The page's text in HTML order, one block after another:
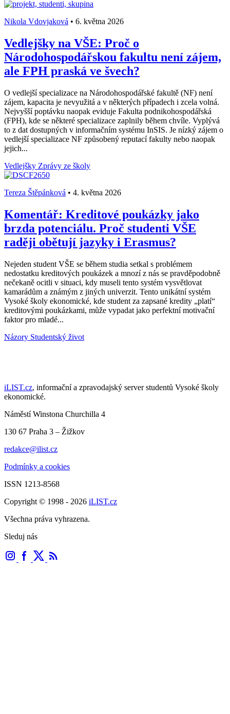
Nikola Vdovjaková • 6. května 2026
Vedlejšky na VŠE: Proč o
Národohospodářskou fakultu není zájem,
ale FPH praská ve švech?
O vedlejší specializace na Národohospodářské fakultě (NF) není
zájem, kapacita je nevyužitá a v některých případech i zcela volná.
Nejvyšší poptávku naopak eviduje Fakulta podnikohospodářská
(FPH), kde se některé specializace zaplnily během chvíle. Vyplývá
to z dat dostupných v informačním systému InSIS. Je nízký zájem o
vedlejší specializace NF způsobený reputací fakulty nebo naopak
jejich...
Vedlejšky Zprávy ze školy
Tereza Štěpánková • 4. května 2026
Komentář: Kreditové poukázky jako
brzda potenciálu. Proč studenti VŠE
raději obětují jazyky i Erasmus?
Nejeden student VŠE se během studia setkal s problémem
nedostatku kreditových poukázek a mnozí z nás se pravděpodobně
nečekaně ocitli v situaci, kdy museli tento systém vysvětlovat
kamarádům a známým z jiných univerzit. Tento unikátní systém
Vysoké školy ekonomické, kde student za zapsané kredity „platí“
kreditovými poukázkami, může vypadat jako perfektní motivační
faktor pro mladé...
Názory Studentský život
iLIST.cz, informační a zpravodajský server studentů Vysoké školy
ekonomické.
Náměstí Winstona Churchilla 4
130 67 Praha 3 – Žižkov
redakce@ilist.cz
Podmínky a cookies
ISSN 1213-8568
Copyright © 1998 - 2026 iLIST.cz
Všechna práva vyhrazena.
Sleduj nás